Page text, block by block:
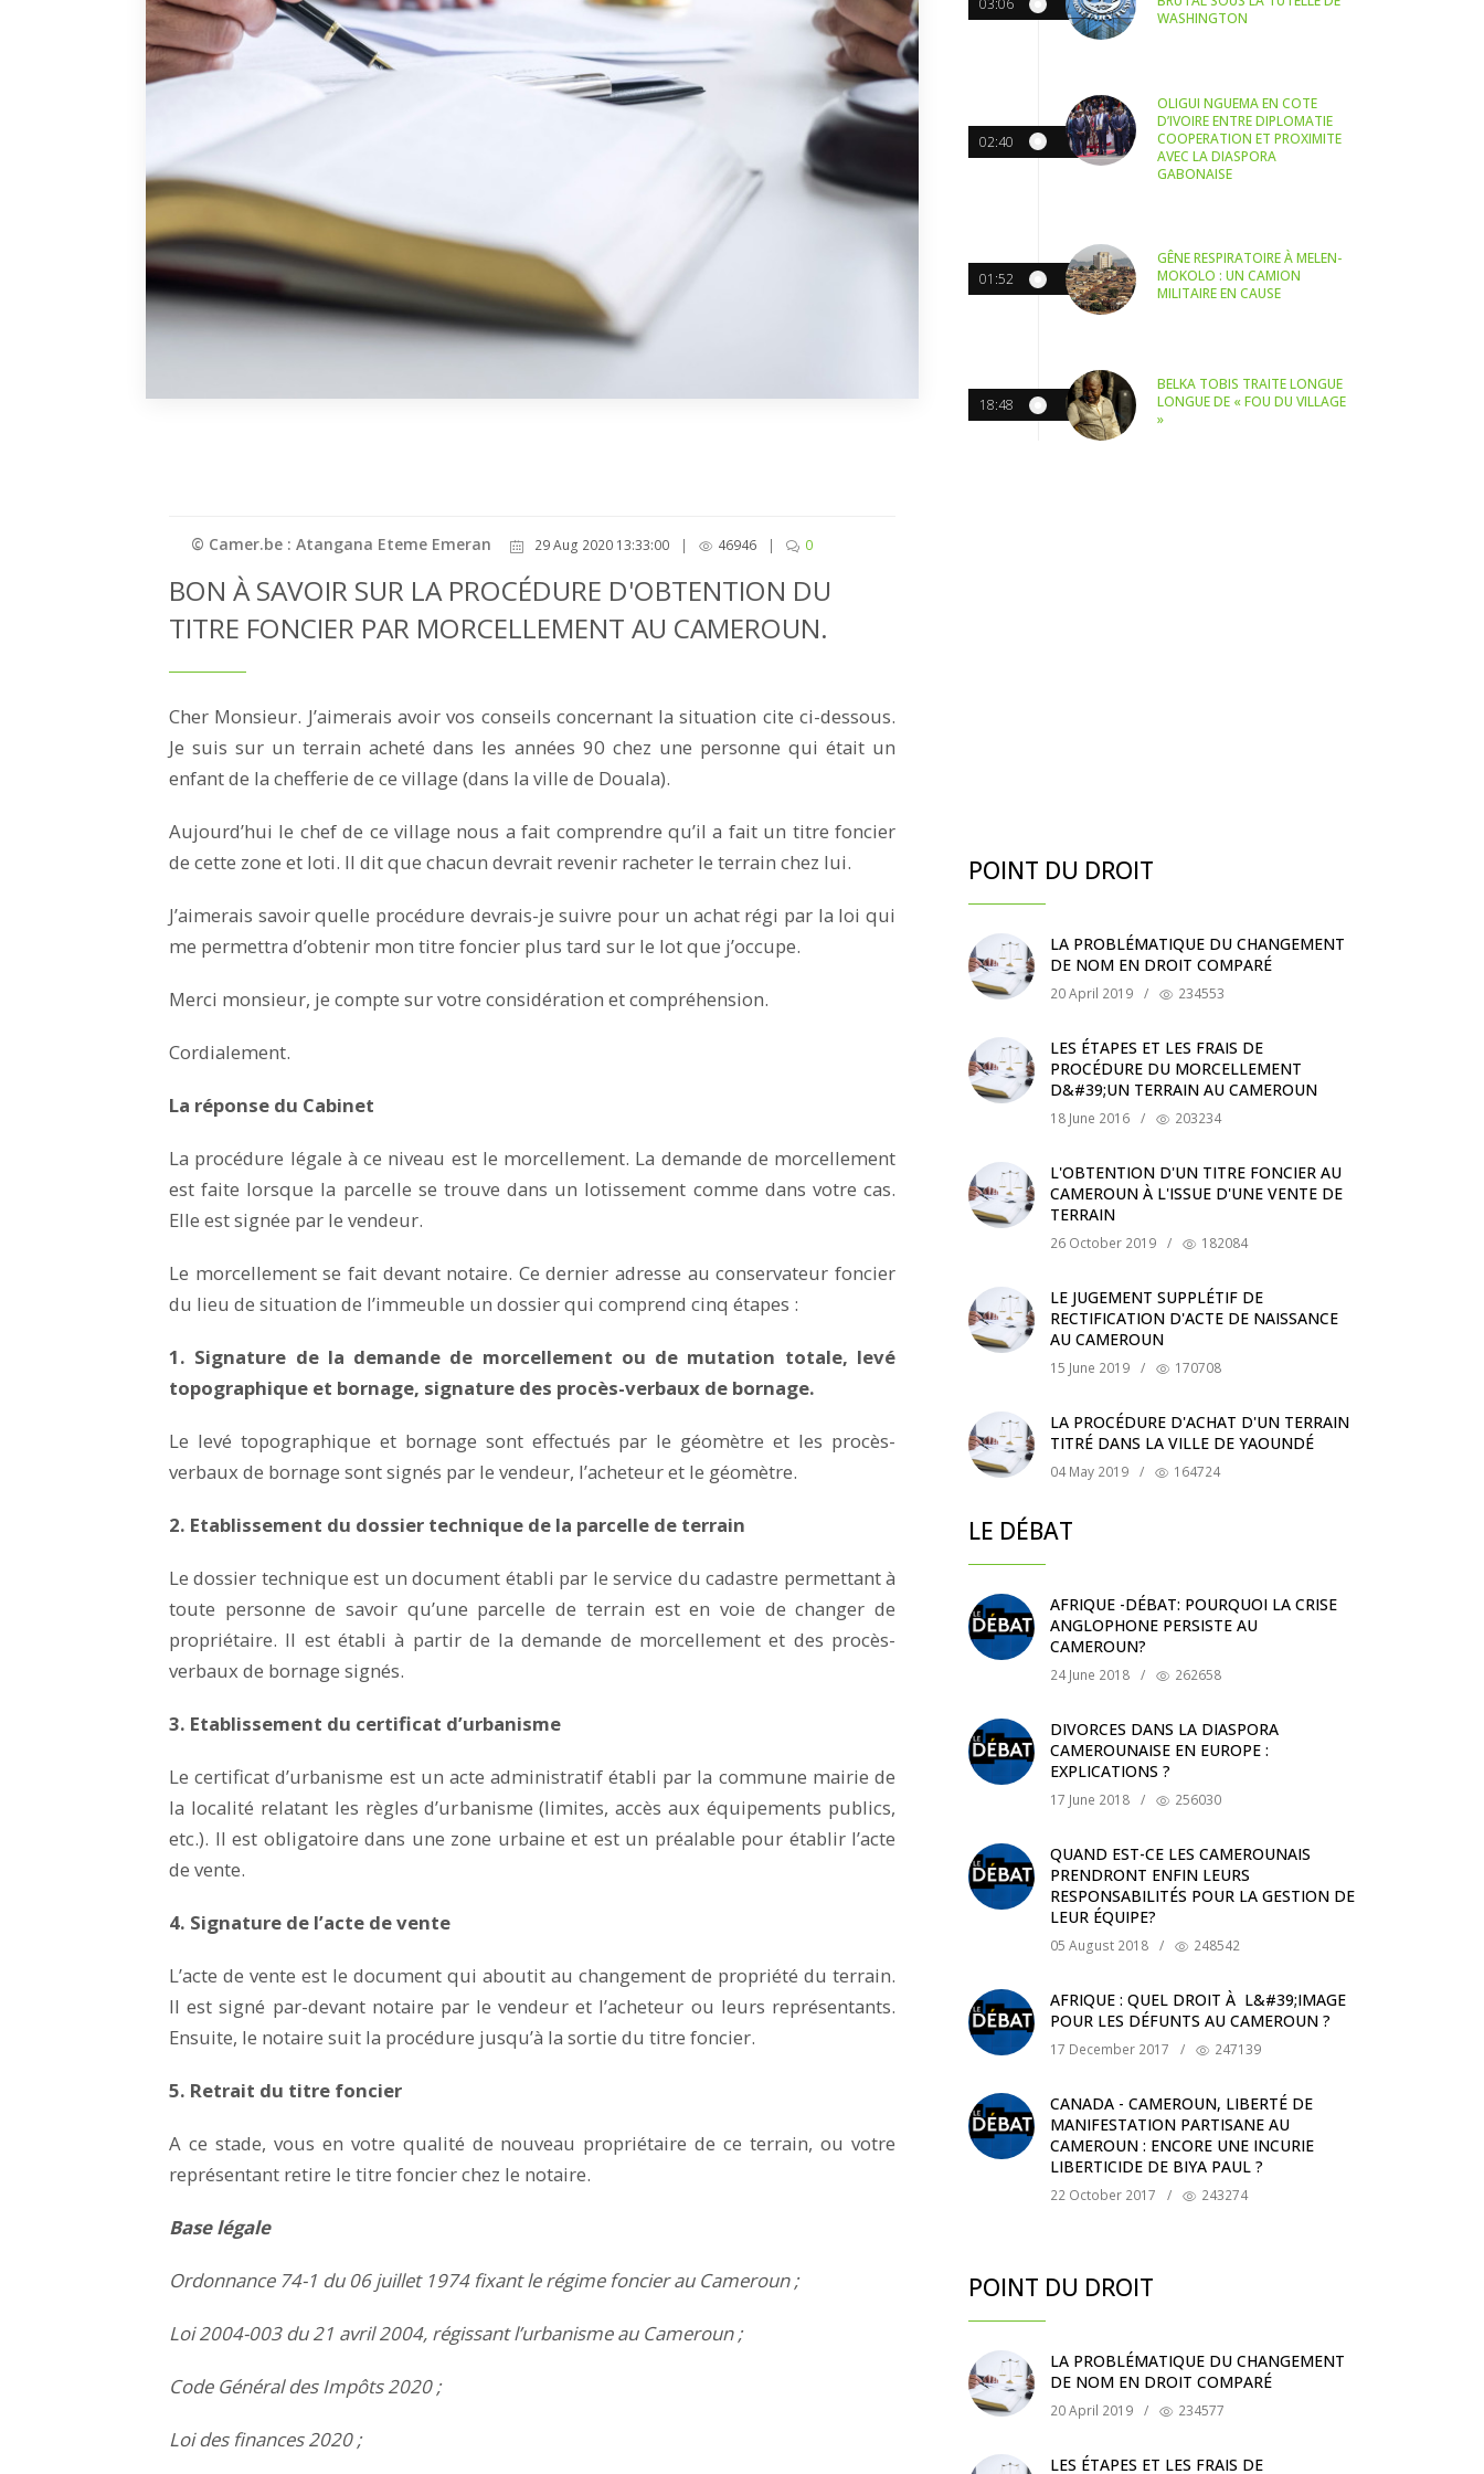
© Camer.be : Atangana Eteme Emeran 29 Aug 2020 13:33:00 | 46946 | 0
BON À SAVOIR SUR LA PROCÉDURE D'OBTENTION DU
TITRE FONCIER PAR MORCELLEMENT AU CAMEROUN.
Cher Monsieur. J’aimerais avoir vos conseils concernant la situation cite ci-dessous.
Je suis sur un terrain acheté dans les années 90 chez une personne qui était un
enfant de la chefferie de ce village (dans la ville de Douala).
Aujourd’hui le chef de ce village nous a fait comprendre qu’il a fait un titre foncier
de cette zone et loti. Il dit que chacun devrait revenir racheter le terrain chez lui.
J’aimerais savoir quelle procédure devrais-je suivre pour un achat régi par la loi qui
me permettra d’obtenir mon titre foncier plus tard sur le lot que j’occupe.
Merci monsieur, je compte sur votre considération et compréhension.
Cordialement.
La réponse du Cabinet
La procédure légale à ce niveau est le morcellement. La demande de morcellement
est faite lorsque la parcelle se trouve dans un lotissement comme dans votre cas.
Elle est signée par le vendeur.
Le morcellement se fait devant notaire. Ce dernier adresse au conservateur foncier
du lieu de situation de l’immeuble un dossier qui comprend cinq étapes :
1. Signature de la demande de morcellement ou de mutation totale, levé
topographique et bornage, signature des procès-verbaux de bornage.
Le levé topographique et bornage sont effectués par le géomètre et les procès-
verbaux de bornage sont signés par le vendeur, l’acheteur et le géomètre.
2. Etablissement du dossier technique de la parcelle de terrain
Le dossier technique est un document établi par le service du cadastre permettant à
toute personne de savoir qu’une parcelle de terrain est en voie de changer de
propriétaire. Il est établi à partir de la demande de morcellement et des procès-
verbaux de bornage signés.
3. Etablissement du certificat d’urbanisme
Le certificat d’urbanisme est un acte administratif établi par la commune mairie de
la localité relatant les règles d’urbanisme (limites, accès aux équipements publics,
etc.). Il est obligatoire dans une zone urbaine et est un préalable pour établir l’acte
de vente.
4. Signature de l’acte de vente
L’acte de vente est le document qui aboutit au changement de propriété du terrain.
Il est signé par-devant notaire par le vendeur et l’acheteur ou leurs représentants.
Ensuite, le notaire suit la procédure jusqu’à la sortie du titre foncier.
5. Retrait du titre foncier
A ce stade, vous en votre qualité de nouveau propriétaire de ce terrain, ou votre
représentant retire le titre foncier chez le notaire.
Base légale
Ordonnance 74-1 du 06 juillet 1974 fixant le régime foncier au Cameroun ;
Loi 2004-003 du 21 avril 2004, régissant l’urbanisme au Cameroun ;
Code Général des Impôts 2020 ;
Loi des finances 2020 ;
03:06
WASHINGTON
02:40
OLIGUI NGUEMA EN COTE
D’IVOIRE ENTRE DIPLOMATIE
COOPERATION ET PROXIMITE
AVEC LA DIASPORA
GABONAISE
01:52
GÊNE RESPIRATOIRE À MELEN-
MOKOLO : UN CAMION
MILITAIRE EN CAUSE
18:48
BELKA TOBIS TRAITE LONGUE
LONGUE DE « FOU DU VILLAGE
»
POINT DU DROIT
LA PROBLÉMATIQUE DU CHANGEMENT
DE NOM EN DROIT COMPARÉ
20 April 2019 / 234553
LES ÉTAPES ET LES FRAIS DE
PROCÉDURE DU MORCELLEMENT
D&#39;UN TERRAIN AU CAMEROUN
18 June 2016 / 203234
L'OBTENTION D'UN TITRE FONCIER AU
CAMEROUN À L'ISSUE D'UNE VENTE DE
TERRAIN
26 October 2019 / 182084
LE JUGEMENT SUPPLÉTIF DE
RECTIFICATION D'ACTE DE NAISSANCE
AU CAMEROUN
15 June 2019 / 170708
LA PROCÉDURE D'ACHAT D'UN TERRAIN
TITRÉ DANS LA VILLE DE YAOUNDÉ
04 May 2019 / 164724
LE DÉBAT
AFRIQUE -DÉBAT: POURQUOI LA CRISE
ANGLOPHONE PERSISTE AU
CAMEROUN?
24 June 2018 / 262658
DIVORCES DANS LA DIASPORA
CAMEROUNAISE EN EUROPE :
EXPLICATIONS ?
17 June 2018 / 256030
QUAND EST-CE LES CAMEROUNAIS
PRENDRONT ENFIN LEURS
RESPONSABILITÉS POUR LA GESTION DE
LEUR ÉQUIPE?
05 August 2018 / 248542
AFRIQUE : QUEL DROIT À L&#39;IMAGE
POUR LES DÉFUNTS AU CAMEROUN ?
17 December 2017 / 247139
CANADA - CAMEROUN, LIBERTÉ DE
MANIFESTATION PARTISANE AU
CAMEROUN : ENCORE UNE INCURIE
LIBERTICIDE DE BIYA PAUL ?
22 October 2017 / 243274
POINT DU DROIT
LA PROBLÉMATIQUE DU CHANGEMENT
DE NOM EN DROIT COMPARÉ
20 April 2019 / 234577
LES ÉTAPES ET LES FRAIS DE